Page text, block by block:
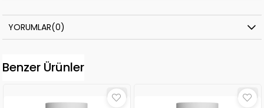
YORUMLAR(0)
Benzer Ürünler